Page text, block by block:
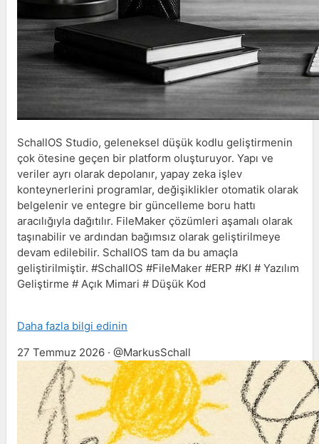
SchallOS Studio, geleneksel düşük kodlu geliştirmenin
çok ötesine geçen bir platform oluşturuyor. Yapı ve
veriler ayrı olarak depolanır, yapay zeka işlev
konteynerlerini programlar, değişiklikler otomatik olarak
belgelenir ve entegre bir güncelleme boru hattı
aracılığıyla dağıtılır. FileMaker çözümleri aşamalı olarak
taşınabilir ve ardından bağımsız olarak geliştirilmeye
devam edilebilir. SchallOS tam da bu amaçla
geliştirilmiştir. #SchallOS #FileMaker #ERP #KI # Yazılım
Geliştirme # Açık Mimari # Düşük Kod
Daha fazla bilgi edinin
27 Temmuz 2026 · @MarkusSchall